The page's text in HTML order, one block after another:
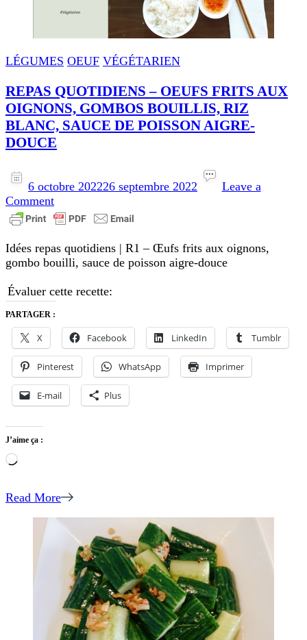
LÉGUMES OEUF VÉGÉTARIEN
REPAS QUOTIDIENS – OEUFS FRITS AUX
OIGNONS, GOMBOS BOUILLIS, RIZ
BLANC, SAUCE DE POISSON AIGRE-
DOUCE
6 octobre 202226 septembre 2022
Leave a
Commenton
REPAS
QUOTIDIENS
–
OEUFS
FRITS
AUX
OIGNONS,
GOMBOS
BOUILLIS,
RIZ
BLANC,
SAUCE
DE
POISSON
Idées repas quotidiens | R1 – Œufs frits aux oignons,
gombo bouilli, sauce de poisson aigre-douce
Évaluer cette recette:
PARTAGER :
X Facebook LinkedIn Tumblr
Pinterest WhatsApp Imprimer
E-mail Plus
J’aime ça :
Chargement…
Read More